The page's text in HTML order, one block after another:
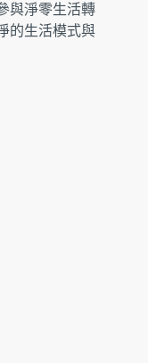
與淨零生活轉
的生活模式與